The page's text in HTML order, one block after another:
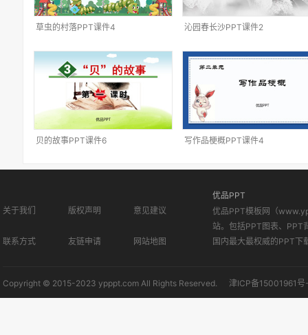
草虫的村落PPT课件4 沁园春长沙PPT课件2
贝的故事PPT课件6 写作品梗概PPT课件4
关于我们 版权声明 意见建议
联系方式 友链申请 网站地图
优品PPT
优品PPT模板网（
站。包括PPT图表、PPT
国内最大最权威的PPT下
Copyright © 2015-2023 ypppt.com All Rights Reserved. 津ICP备15001961号